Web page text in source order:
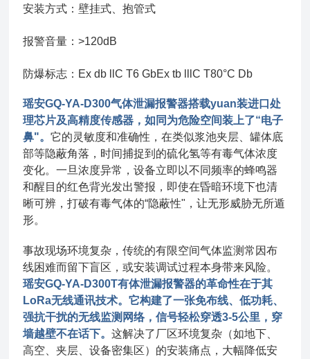
安装方式：壁挂式、抱管式
报警音量：>120dB
防爆标志：Ex db llC T6 GbEx tb lllC T80°C Db
瑶安GQ-YA-D300气体泄漏报警器搭载yuan装进口处
理芯片及高精度传感器，如同为危险空间装上了“电子
鼻"。它的灵敏度和准确性，在类似浆池夹层、罐体底
部等隐蔽角落，时间捕捉到的硫化氢等有毒气体浓度
变化。一旦浓度异常，设备立即以不同频率的蜂鸣器
和醒目的红色背光发出警报，即使在昏暗环境下也清
晰可辨，打破有毒气体的“隐蔽性"，让无形威胁无所遁
形。
事故现场环境复杂，传统的有限空间气体监测常因布
线困难而留下盲区，或安装调试过程本身带来风险。
瑶安GQ-YA-D300T有体泄漏报警器的革命性在于其
LoRa无线通讯技术。它构建了一张免布线、低功耗、
强抗干扰的无线监测网络，信号轻松穿透3-5公里，穿
墙越壁不在话下。这解决了厂区环境复杂（如地下、
高空、夹层、设备密集区）的安装痛点，大幅降低安